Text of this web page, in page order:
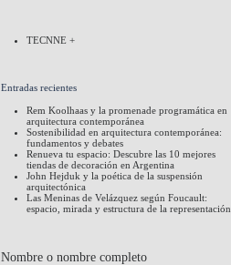
TECNNE +
Entradas recientes
Rem Koolhaas y la promenade programática en
arquitectura contemporánea
Sostenibilidad en arquitectura contemporánea:
fundamentos y debates
Renueva tu espacio: Descubre las 10 mejores
tiendas de decoración en Argentina
John Hejduk y la poética de la suspensión
arquitectónica
Las Meninas de Velázquez según Foucault:
espacio, mirada y estructura de la representación
Nombre o nombre completo